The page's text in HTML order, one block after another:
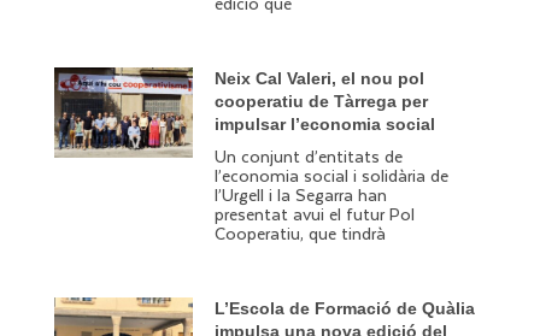
Neix Cal Valeri, el nou pol
cooperatiu de Tàrrega per
impulsar l’economia social
Un conjunt d’entitats de
l’economia social i solidària de
l’Urgell i la Segarra han
presentat avui el futur Pol
Cooperatiu, que tindrà
L’Escola de Formació de Quàlia
impulsa una nova edició del